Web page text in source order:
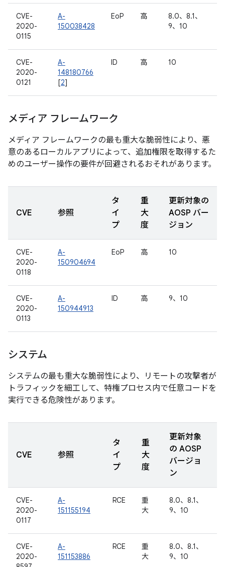
CVE-
2020-
0115
A-
150038428
EoP 高
8.0、8.1、
9、10
CVE-
2020-
0121
A-
148180766
[2]
ID 高 10
メディア フレームワーク
メディア フレームワークの最も重大な脆弱性により、悪
意のあるローカルアプリによって、追加権限を取得するた
めのユーザー操作の要件が回避されるおそれがあります。
CVE 参照
タ
イ
プ
重
大
度
更新対象の
AOSP バー
ジョン
CVE-
2020-
0118
A-
150904694
EoP 高 10
CVE-
2020-
0113
A-
150944913
ID 高 9、10
システム
システムの最も重大な脆弱性により、リモートの攻撃者が
トラフィックを細工して、特権プロセス内で任意コードを
実行できる危険性があります。
CVE 参照
タ
イ
プ
重
大
度
更新対象
の AOSP
バージョ
ン
CVE-
2020-
0117
A-
151155194
RCE
重
大
8.0、8.1、
9、10
CVE-
2020-
A-
151153886
RCE
重
大
8.0、8.1、
9、10